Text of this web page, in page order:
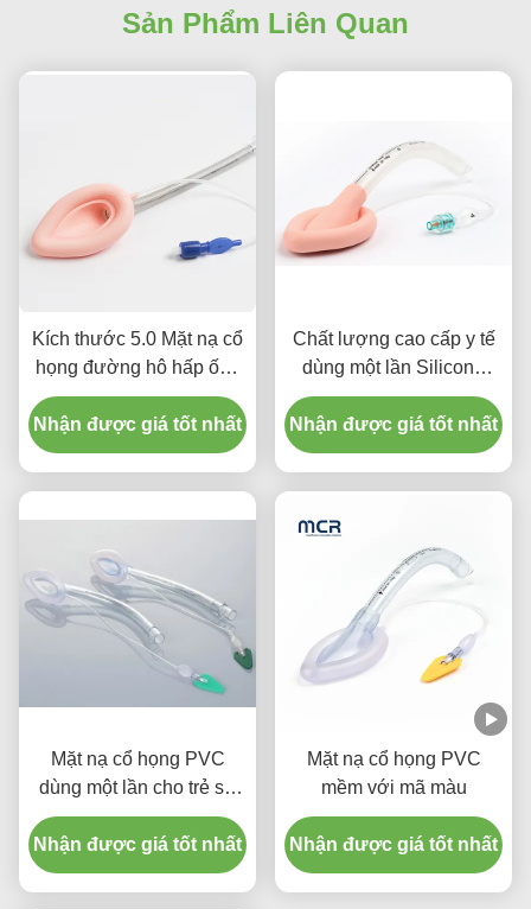
Sản Phẩm Liên Quan
Kích thước 5.0 Mặt nạ cổ
họng đường hô hấp ống
cổ họng đường hô hấp
silicone cho người lớn
Nhận được giá tốt nhất
Chất lượng cao cấp y tế
dùng một lần Silicone
nén cổ họng ống dẫn
LMA ống
Nhận được giá tốt nhất
Mặt nạ cổ họng PVC
dùng một lần cho trẻ sơ
sinh và trẻ em
Nhận được giá tốt nhất
Mặt nạ cổ họng PVC
mềm với mã màu
Nhận được giá tốt nhất